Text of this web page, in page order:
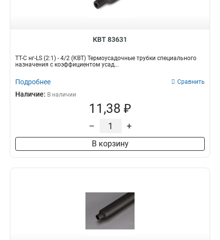
КВТ 83631
ТТ-С нг-LS (2:1) - 4/2 (КВТ) Термоусадочные трубки специального
назначения с коэффициентом усад...
Подробнее Сравнить
Наличие: В наличии
11,38 ₽
– +
В корзину